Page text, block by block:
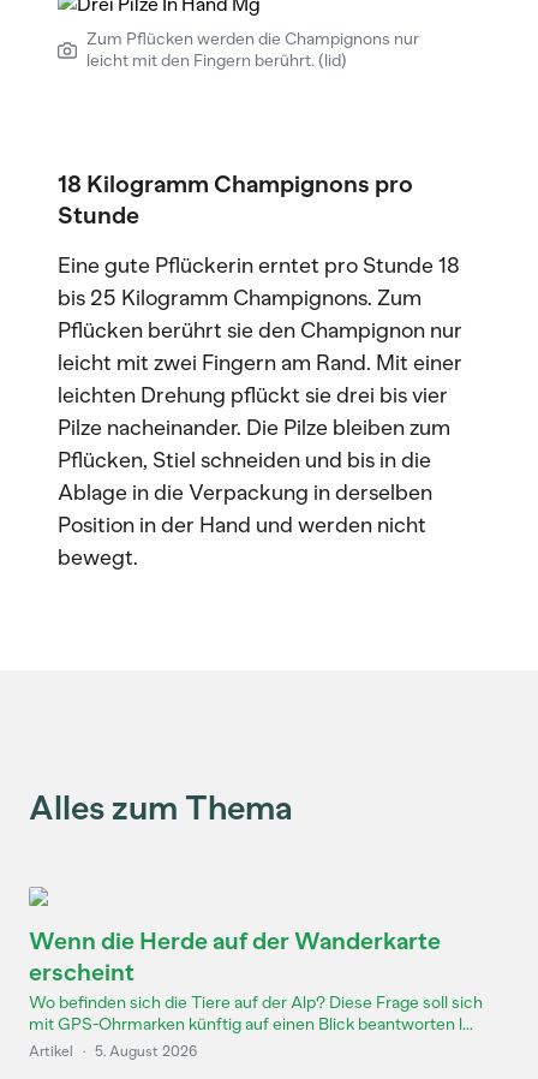
Zum Pflücken werden die Champignons nur
leicht mit den Fingern berührt. (lid)
18 Kilogramm Champignons pro
Stunde
Eine gute Pflückerin erntet pro Stunde 18
bis 25 Kilogramm Champignons. Zum
Pflücken berührt sie den Champignon nur
leicht mit zwei Fingern am Rand. Mit einer
leichten Drehung pflückt sie drei bis vier
Pilze nacheinander. Die Pilze bleiben zum
Pflücken, Stiel schneiden und bis in die
Ablage in die Verpackung in derselben
Position in der Hand und werden nicht
bewegt.
Alles zum Thema
Wenn die Herde auf der Wanderkarte
erscheint
Wo befinden sich die Tiere auf der Alp? Diese Frage soll sich
mit GPS-Ohrmarken künftig auf einen Blick beantworten l...
Artikel · 5. August 2026